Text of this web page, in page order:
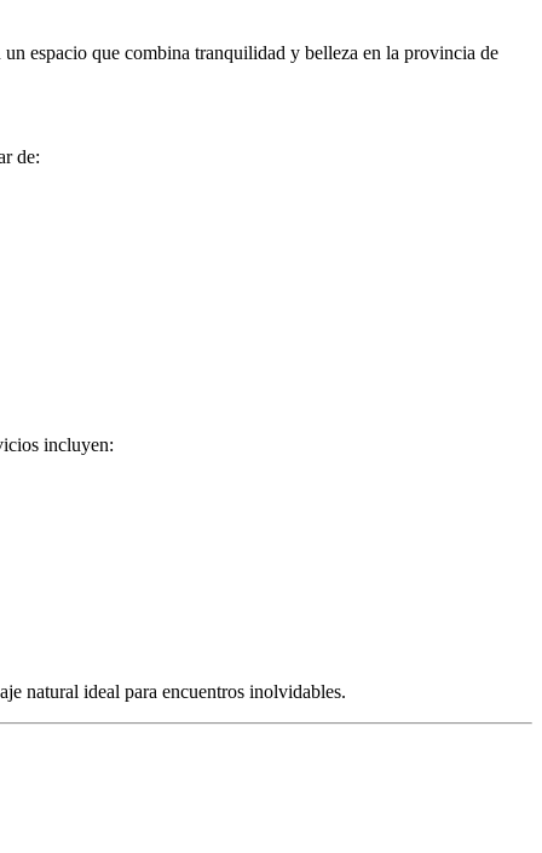
espacio que combina tranquilidad y belleza en la provincia de
de:
incluyen:
natural ideal para encuentros inolvidables.